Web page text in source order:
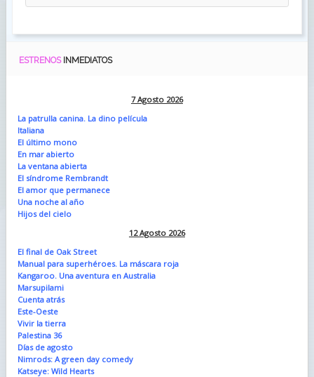
ESTRENOS INMEDIATOS
7 Agosto 2026
La patrulla canina. La dino película
Italiana
El último mono
En mar abierto
La ventana abierta
El síndrome Rembrandt
El amor que permanece
Una noche al año
Hijos del cielo
12 Agosto 2026
El final de Oak Street
Manual para superhéroes. La máscara roja
Kangaroo. Una aventura en Australia
Marsupilami
Cuenta atrás
Este-Oeste
Vivir la tierra
Palestina 36
Días de agosto
Nimrods: A green day comedy
Katseye: Wild Hearts